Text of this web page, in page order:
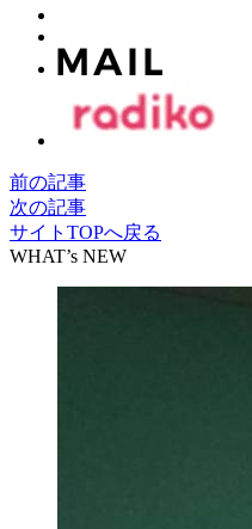
前の記事
次の記事
サイトTOPへ戻る
WHAT’s NEW